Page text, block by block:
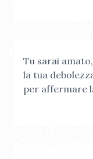
Tu sarai
la tua
per affermare